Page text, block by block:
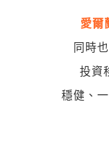
愛爾
同時
投資
穩健、